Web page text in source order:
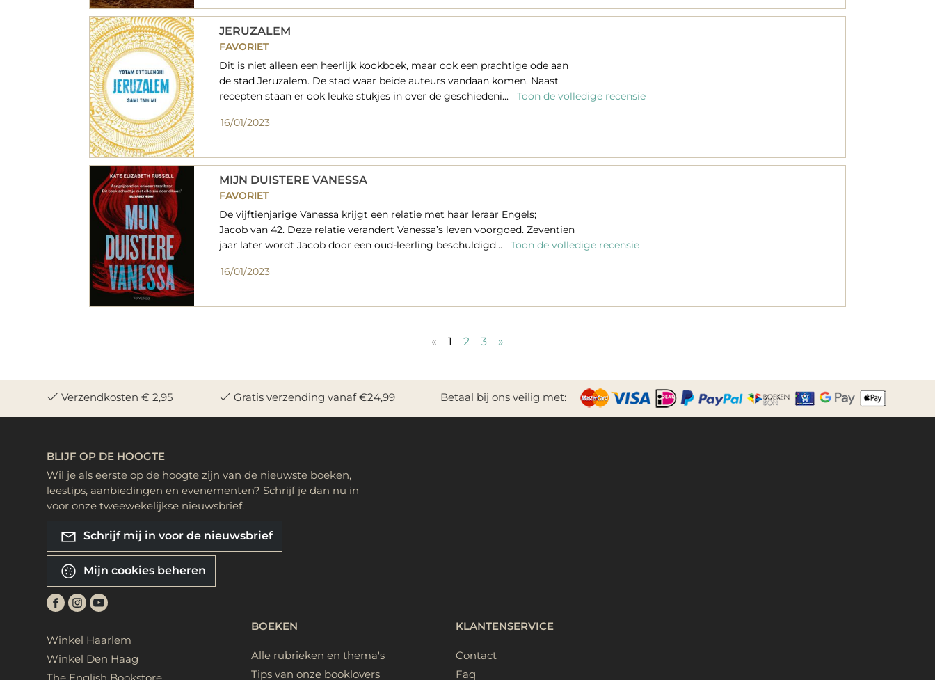
JERUZALEM
FAVORIET
Dit is niet alleen een heerlijk kookboek, maar ook een prachtige ode aan
de stad Jeruzalem. De stad waar beide auteurs vandaan komen. Naast
recepten staan er ook leuke stukjes in over de geschiedeni...
Toon de volledige recensie
16/01/2023
MIJN DUISTERE VANESSA
FAVORIET
De vijftienjarige Vanessa krijgt een relatie met haar leraar Engels;
Jacob van 42. Deze relatie verandert Vanessa’s leven voorgoed. Zeventien
jaar later wordt Jacob door een oud-leerling beschuldigd...
Toon de volledige recensie
16/01/2023
« 1 2 3 »
Verzendkosten € 2,95 Gratis verzending vanaf €24,99 Betaal bij ons veilig met:
BLIJF OP DE HOOGTE
Wil je als eerste op de hoogte zijn van de nieuwste boeken,
leestips, aanbiedingen en evenementen? Schrijf je dan nu in
voor onze tweewekelijkse nieuwsbrief.
Schrijf mij in voor de nieuwsbrief
Mijn cookies beheren
Winkel Haarlem
Winkel Den Haag
BOEKEN
Alle rubrieken en thema's
Tips van onze booklovers
KLANTENSERVICE
Contact
Faq